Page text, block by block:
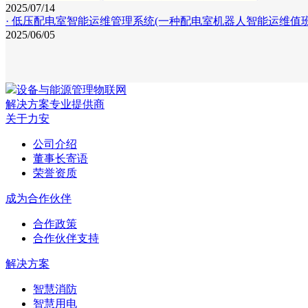
2025/07/14
· 低压配电室智能运维管理系统(一种配电室机器人智能运维值
2025/06/05
设备与能源管理物联网
解决方案专业提供商
关于力安
公司介绍
董事长寄语
荣誉资质
成为合作伙伴
合作政策
合作伙伴支持
解决方案
智慧消防
智慧用电